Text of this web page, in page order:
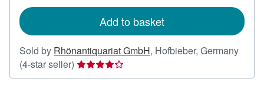
Add to basket
Sold by Rhönantiquariat GmbH, Hofbieber, Germany
(4-star seller) Seller
rating